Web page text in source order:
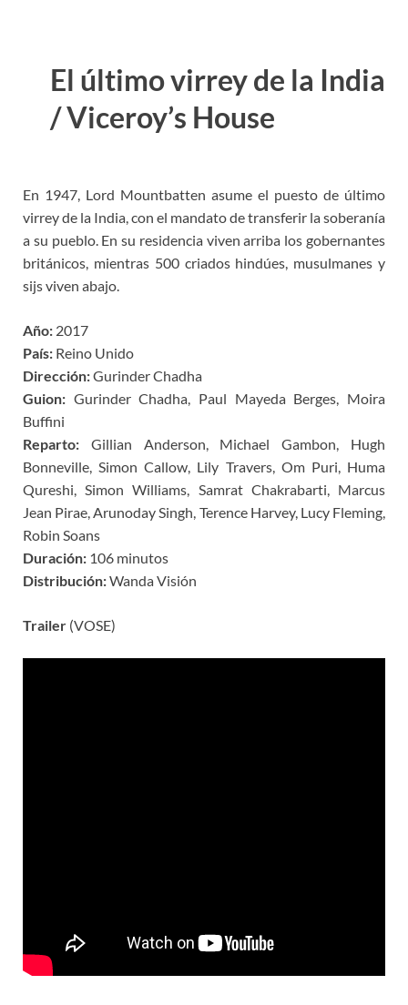
El último virrey de la India
/ Viceroy’s House
En 1947, Lord Mountbatten asume el puesto de último
virrey de la India, con el mandato de transferir la soberanía
a su pueblo. En su residencia viven arriba los gobernantes
británicos, mientras 500 criados hindúes, musulmanes y
sijs viven abajo.
Año: 2017
País: Reino Unido
Dirección:Gurinder Chadha
Guion: Gurinder Chadha, Paul Mayeda Berges, Moira
Buffini
Reparto: Gillian Anderson, Michael Gambon, Hugh
Bonneville, Simon Callow, Lily Travers, Om Puri, Huma
Qureshi, Simon Williams, Samrat Chakrabarti, Marcus
Jean Pirae, Arunoday Singh, Terence Harvey, Lucy Fleming,
Robin Soans
Duración: 106 minutos
Distribución:Wanda Visión
Trailer (VOSE)